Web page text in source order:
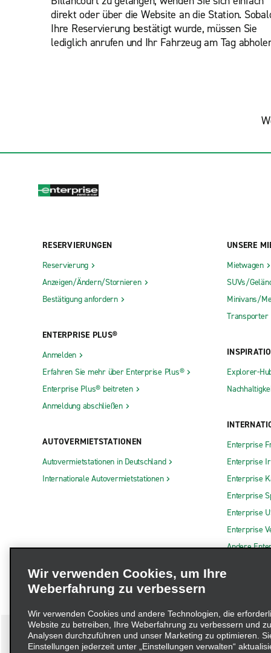
direkt oder über die Website an die Station.
Ihre Reservierung bestätigt wurde, müssen Sie
lediglich anrufen und Ihr Fahrzeug am Tag
RESERVIERUNGEN
Reservierung
Anzeigen/Ändern/Stornieren
Bestätigung anfordern
ENTERPRISE PLUS®
Anmelden
Erfahren Sie mehr über Enterprise Plus®
Enterprise Plus® beitreten
Anmeldung abschließen
AUTOVERMIETSTATIONEN
Autovermietstationen in Deutschland
Internationale Autovermietstationen
UNSERE
Mietwagen
SUVs/
Minivans/
Transporter
Explorer-
Enterprise
Enterprise
Enterprise
Enterprise
Enterprise
Enterprise
Andere
Wir verwenden Cookies, um Ihre
Weberfahrung zu verbessern
Wir verwenden Cookies und andere Technologien, die
Website zu betreiben, Ihre Weberfahrung zu verbessern und
Analysen durchzuführen und unser Marketing zu optimieren.
Einstellungen jederzeit unter „Einstellungen verwalten“